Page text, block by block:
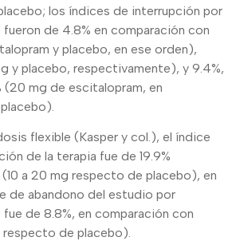
los índices de interrupción por
de 4.8% en comparación con
y placebo, en ese orden),
y placebo, respectivamente), y 9.4%,
mg de escitalopram, en
flexible (Kasper y col.), el índice
de la terapia fue de 19.9%
(10 a 20 mg respecto de placebo), en
de abandono del estudio por
de 8.8%, en comparación con
respecto de placebo).